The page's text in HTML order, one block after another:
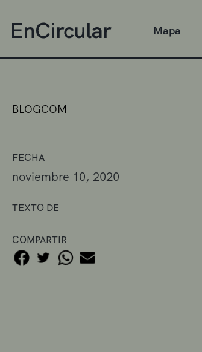
Mapa
BLOGCOM
FECHA
noviembre 10, 2020
TEXTO DE
COMPARTIR